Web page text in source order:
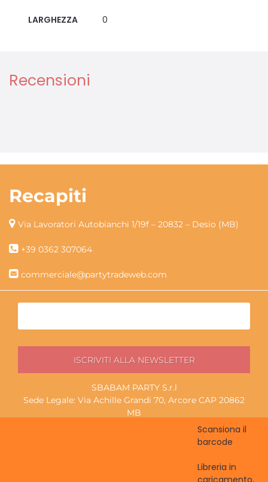
Scansiona il
barcode
Libreria in
caricamento,
LARGHEZZA 0
Recensioni
Recapiti
Via Lavoratori Autobianchi 1/19f – 20832 – Desio (MB)
+39 0362 307064
commerciale@partytradeweb.com
SBABAM PARTY S.r.l
Sede Legale: Via Achille Grandi 70, Arcore CAP 20862
MB
Magazzino ritiro: Via Lavoratori Autobianchi 1/19f, Desio